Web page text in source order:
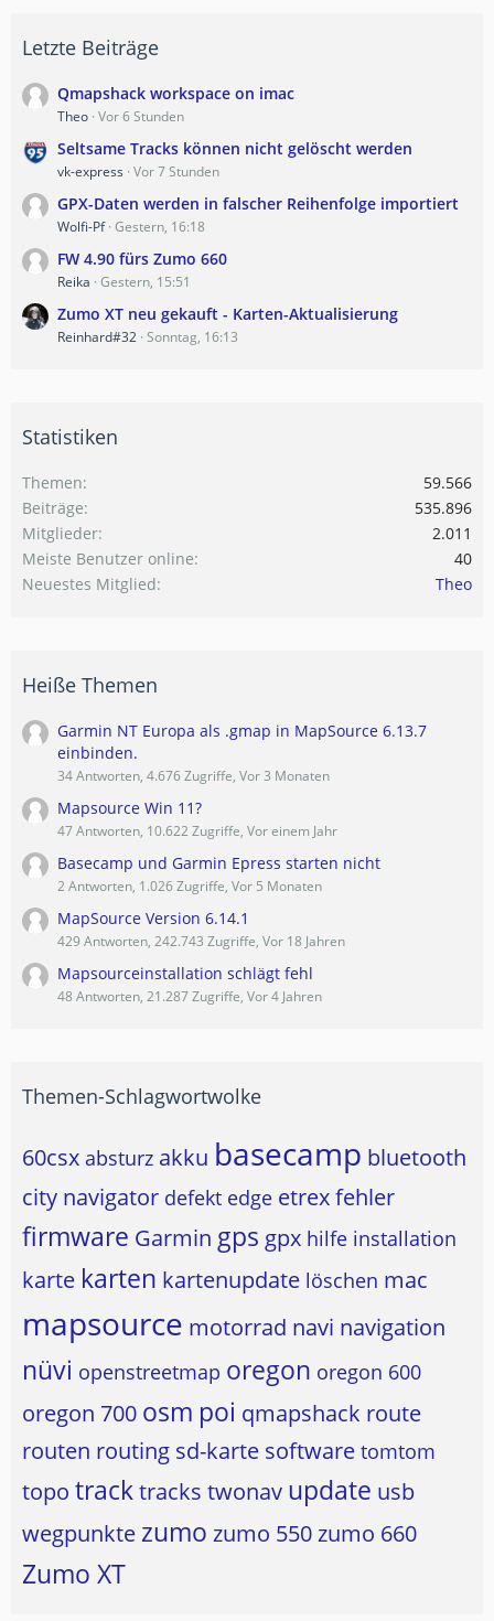
Letzte Beiträge
Qmapshack workspace on imac
Theo Vor 6 Stunden
Seltsame Tracks können nicht gelöscht werden
vk-express Vor 7 Stunden
GPX-Daten werden in falscher Reihenfolge importiert
Wolfi-Pf Gestern, 16:18
FW 4.90 fürs Zumo 660
Reika Gestern, 15:51
Zumo XT neu gekauft - Karten-Aktualisierung
Reinhard#32 Sonntag, 16:13
Statistiken
Themen
59.566
Beiträge
535.896
Mitglieder
2.011
Meiste Benutzer online
40
Neuestes Mitglied
Theo
Heiße Themen
Garmin NT Europa als .gmap in MapSource 6.13.7
einbinden.
34 Antworten, 4.676 Zugriffe, Vor 3 Monaten
Mapsource Win 11?
47 Antworten, 10.622 Zugriffe, Vor einem Jahr
Basecamp und Garmin Epress starten nicht
2 Antworten, 1.026 Zugriffe, Vor 5 Monaten
MapSource Version 6.14.1
429 Antworten, 242.743 Zugriffe, Vor 18 Jahren
Mapsourceinstallation schlägt fehl
48 Antworten, 21.287 Zugriffe, Vor 4 Jahren
Themen-Schlagwortwolke
60csx absturz akku basecamp bluetooth
city navigator defekt edge etrexfehler
firmware Garmin gps gpx hilfe installation
karte karten kartenupdate löschen mac
mapsource motorrad navi navigation
nüvi openstreetmap oregon oregon 600
oregon 700 osm poi qmapshack route
routen routing sd-karte software tomtom
topo tracktracks twonav update usb
wegpunkte zumo zumo 550zumo 660
Zumo XT